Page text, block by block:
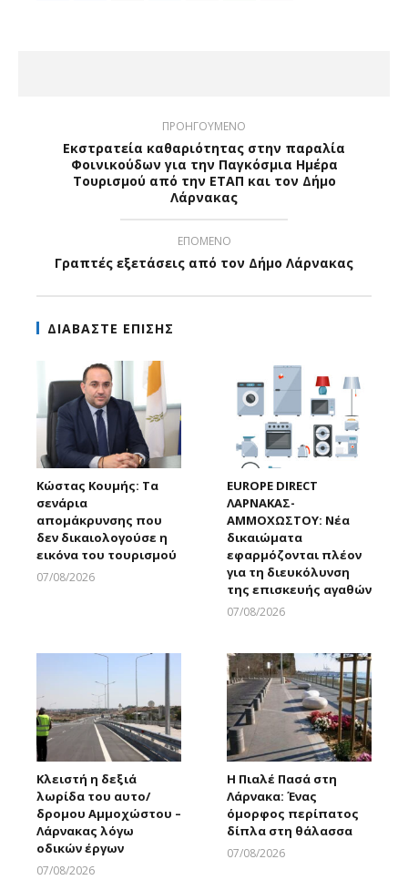
ΠΡΟΗΓΟΥΜΕΝΟ
Εκστρατεία καθαριότητας στην παραλία
Φοινικούδων για την Παγκόσμια Ημέρα
Τουρισμού από την ΕΤΑΠ και τον Δήμο
Λάρνακας
ΕΠΟΜΕΝΟ
Γραπτές εξετάσεις από τον Δήμο Λάρνακας
ΔΙΑΒΑΣΤΕ ΕΠΙΣΗΣ
Κώστας Κουμής: Τα
σενάρια
απομάκρυνσης που
δεν δικαιολογούσε η
εικόνα του τουρισμού
07/08/2026
EUROPE DIRECT
ΛΑΡΝΑΚΑΣ-
ΑΜΜΟΧΩΣΤΟΥ: Νέα
δικαιώματα
εφαρμόζονται πλέον
για τη διευκόλυνση
της επισκευής αγαθών
07/08/2026
Κλειστή η δεξιά
λωρίδα του αυτο/
δρομου Αμμοχώστου –
Λάρνακας λόγω
οδικών έργων
07/08/2026
Η Πιαλέ Πασά στη
Λάρνακα: Ένας
όμορφος περίπατος
δίπλα στη θάλασσα
07/08/2026